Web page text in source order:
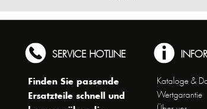
SERVICE HOTLINE
Finden Sie passende
Ersatzteile schnell und
Kataloge &
Wertgarantie